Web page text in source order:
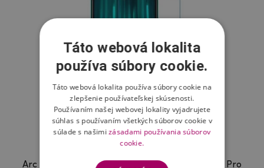
Arc tvrdené sklo na mobil Xiaomi Redmi Note 8 Pro
Táto webová lokalita
používa súbory cookie.
Táto webová lokalita používa súbory cookie na
zlepšenie používateľskej skúsenosti.
Používaním našej webovej lokality vyjadrujete
súhlas s používaním všetkých súborov cookie v
súlade s našimizásadami používania súborov
cookie.